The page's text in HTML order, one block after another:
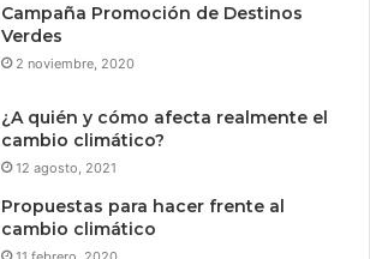
Campaña Promoción de Destinos
Verdes
2 noviembre, 2020
¿A quién y cómo afecta realmente el
cambio climático?
12 agosto, 2021
Propuestas para hacer frente al
cambio climático